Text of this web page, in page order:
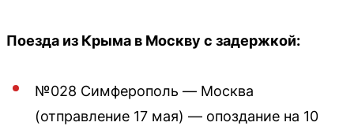
Поезда из Крыма в Москву с задержкой:
№028 Симферополь — Москва
(отправление 17 мая) — опоздание на 10